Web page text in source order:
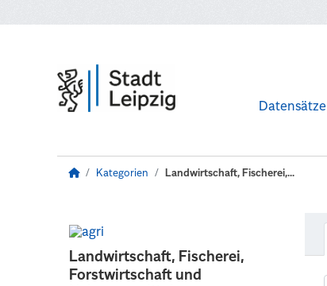
Datensätze
Kategorien Landwirtschaft, Fischerei,...
Landwirtschaft, Fischerei,
Forstwirtschaft und